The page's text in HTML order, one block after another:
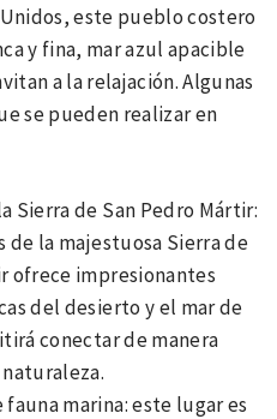
este pueblo costero
y fina, mar azul apacible
a la relajación. Algunas
se pueden realizar en
Sierra de San Pedro Mártir:
de la majestuosa Sierra de
ofrece impresionantes
del desierto y el mar de
conectar de manera
marina: este lugar es